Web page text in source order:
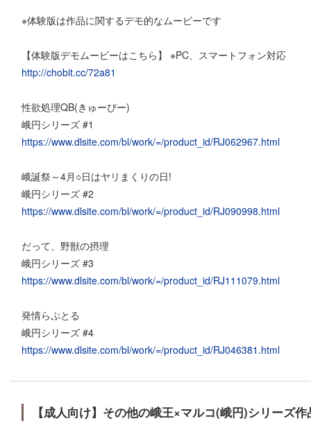
※体験版は作品に関するデモ的なムービーです
【体験版デモムービーはこちら】 ※PC、スマートフォン対応
http://chobit.cc/72a81
性欲処理QB(きゅーぴー)
峨円シリーズ #1
https://www.dlsite.com/bl/work/=/product_id/RJ062967.html
峨誕祭～4月○日はヤリまくりの日!
峨円シリーズ #2
https://www.dlsite.com/bl/work/=/product_id/RJ090998.html
だって、野獣の摂理
峨円シリーズ #3
https://www.dlsite.com/bl/work/=/product_id/RJ111079.html
発情らぷとる
峨円シリーズ #4
https://www.dlsite.com/bl/work/=/product_id/RJ046381.html
【成人向け】その他の峨王×マルコ(峨円)シリーズ作